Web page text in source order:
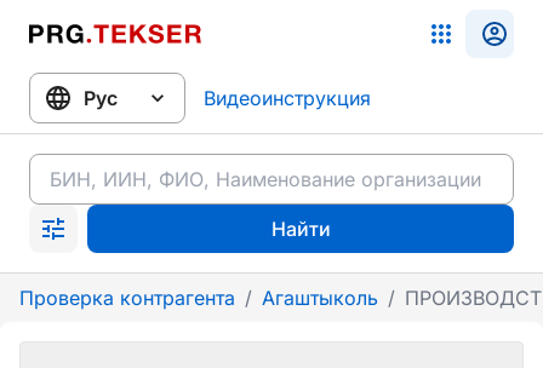
Видеоинструкция
Найти
Проверка контрагента / Агаштыколь /